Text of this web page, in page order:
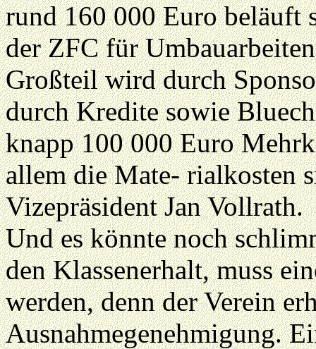
rund 160 000 Euro beläuft
der ZFC für
Großteil wird durch
durch Kredite sowie
knapp 100 000 Euro
allem die Mate- rialkosten
Vizepräsident Jan Vollrath.
Und es könnte noch
den Klassenerhalt, muss
werden, denn der Verein
Ausnahmegenehmigung.